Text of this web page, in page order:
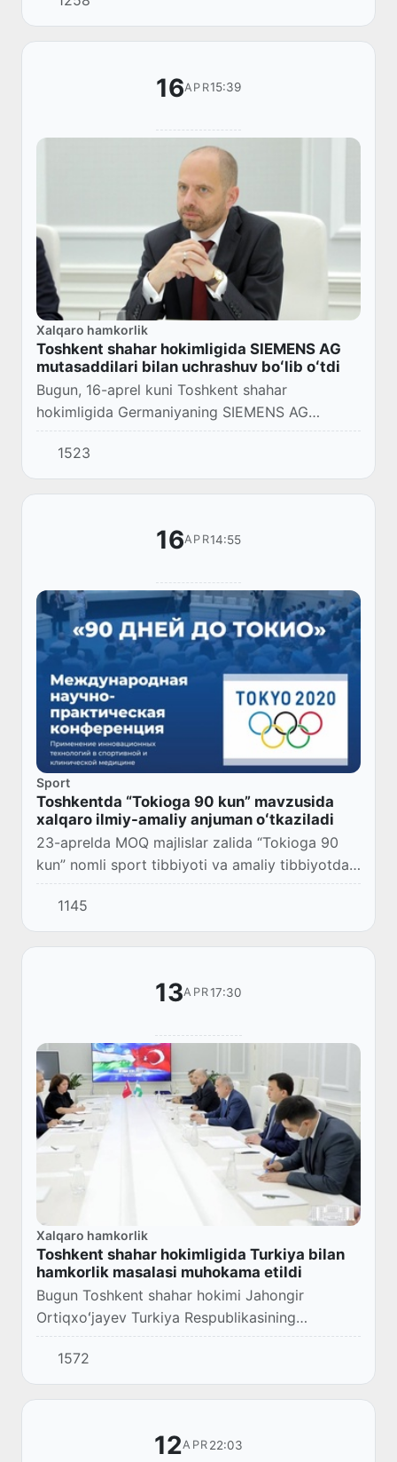
16APR15:39
Xalqaro hamkorlik
Toshkent shahar hokimligida SIEMENS AG
mutasaddilari bilan uchrashuv boʻlib oʻtdi
Bugun, 16-aprel kuni Toshkent shahar
hokimligida Germaniyaning SIEMENS AG
mutasaddilari bilan uchrashuv oʻtkazildi.
1523
16APR14:55
Sport
Toshkentda “Tokioga 90 kun” mavzusida
xalqaro ilmiy-amaliy anjuman oʻtkaziladi
23-aprelda MOQ majlislar zalida “Tokioga 90
kun” nomli sport tibbiyoti va amaliy tibbiyotda
innovatsion texnologiyalarini qoʻllanilishi
mavzusidagi xalqaro ilmiy-amaliy anjuman boʻ...
1145
13APR17:30
Xalqaro hamkorlik
Toshkent shahar hokimligida Turkiya bilan
hamkorlik masalasi muhokama etildi
Bugun Toshkent shahar hokimi Jahongir
Ortiqxoʻjayev Turkiya Respublikasining
Oʻzbekistondagi favqulodda va muxtor elchisi
Olgan Bekar bilan uchrashdi.
1572
12APR 22:03